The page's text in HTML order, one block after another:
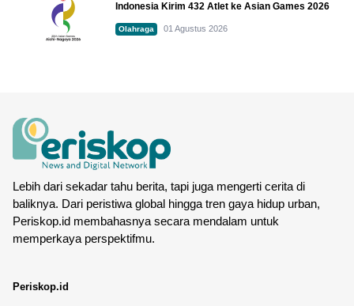
Indonesia Kirim 432 Atlet ke Asian Games 2026
Olahraga 01 Agustus 2026
Lebih dari sekadar tahu berita, tapi juga mengerti cerita di
baliknya. Dari peristiwa global hingga tren gaya hidup urban,
Periskop.id membahasnya secara mendalam untuk
memperkaya perspektifmu.
Periskop.id